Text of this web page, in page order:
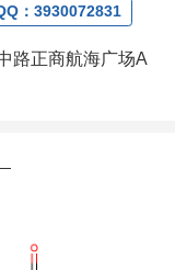
：3930072831
路正商航海广场A